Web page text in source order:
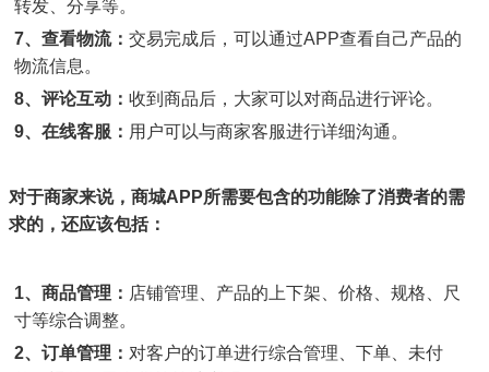
转发、分享等。
7、 查看物流： 交易完成后，可以通过APP查看自己产品的
物流信息。
8、 评论互动： 收到商品后，大家可以对商品进行评论。
9、 在线客服： 用户可以与商家客服进行详细沟通。
对于商家来说，商城APP所需要包含的功能除了消费者的需
求的，还应该包括：
1、商品管理： 店铺管理、产品的上下架、价格、规格、尺
寸等综合调整。
2、订单管理： 对客户的订单进行综合管理、下单、未付